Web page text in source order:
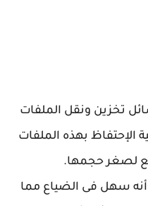
تخزين ونقل الملفات
الإحتفاظ بهذه الملفات
لصغر حجمها.
سهل فى الضياع مما